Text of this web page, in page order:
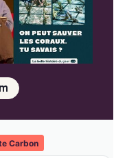
Carbon